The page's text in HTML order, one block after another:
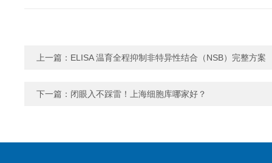
上一篇： ELISA 温育全程抑制非特异性结合（NSB）完整方案
下一篇： 闭眼入不踩雷！上海细胞库哪家好？